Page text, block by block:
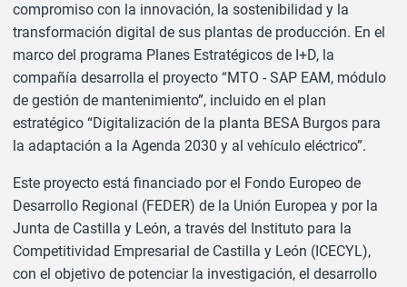
compromiso con la innovación, la sostenibilidad y la
transformación digital de sus plantas de producción. En el
marco del programa Planes Estratégicos de I+D, la
compañía desarrolla el proyecto “MTO - SAP EAM, módulo
de gestión de mantenimiento”, incluido en el plan
estratégico “Digitalización de la planta BESA Burgos para
la adaptación a la Agenda 2030 y al vehículo eléctrico”.
Este proyecto está financiado por el Fondo Europeo de
Desarrollo Regional (FEDER) de la Unión Europea y por la
Junta de Castilla y León, a través del Instituto para la
Competitividad Empresarial de Castilla y León (ICECYL),
con el objetivo de potenciar la investigación, el desarrollo